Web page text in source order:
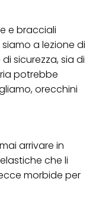
e bracciali
a lezione di
sicurezza, sia di
potrebbe
orecchini
arrivare in
che li
morbide per
Utilizziamo questi
interessarti
su questo sito
assegnati a te o
il successo
dei tuoi dati
collegata nel piè
momento con
sito web nella
di pagina. Per
sito Web, in
consultare le
facendo